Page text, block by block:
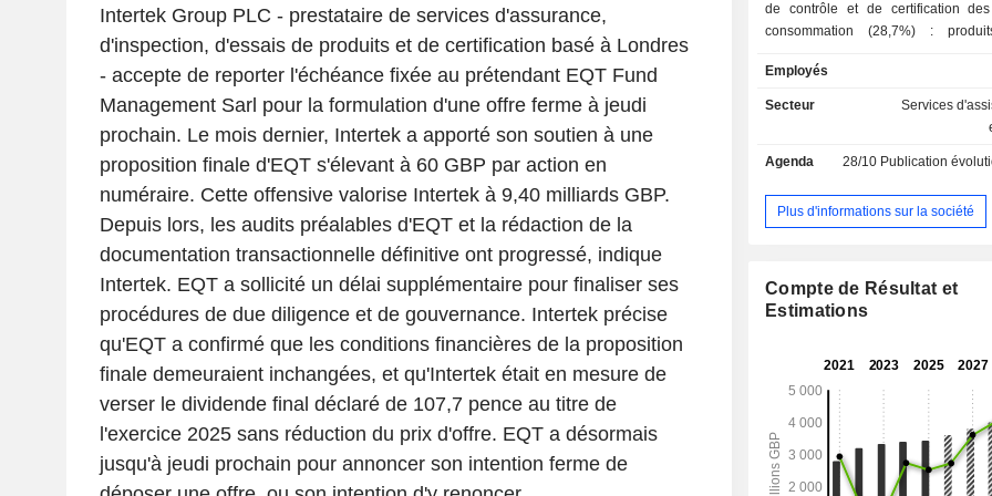
Intertek Group PLC - prestataire de services d'assurance,
d'inspection, d'essais de produits et de certification basé à Londres
- accepte de reporter l'échéance fixée au prétendant EQT Fund
Management Sarl pour la formulation d'une offre ferme à jeudi
prochain. Le mois dernier, Intertek a apporté son soutien à une
proposition finale d'EQT s'élevant à 60 GBP par action en
numéraire. Cette offensive valorise Intertek à 9,40 milliards GBP.
Depuis lors, les audits préalables d'EQT et la rédaction de la
documentation transactionnelle définitive ont progressé, indique
Intertek. EQT a sollicité un délai supplémentaire pour finaliser ses
procédures de due diligence et de gouvernance. Intertek précise
qu'EQT a confirmé que les conditions financières de la proposition
finale demeuraient inchangées, et qu'Intertek était en mesure de
verser le dividende final déclaré de 107,7 pence au titre de
l'exercice 2025 sans réduction du prix d'offre. EQT a désormais
jusqu'à jeudi prochain pour annoncer son intention ferme de
de contrôle et de certification
consommation (28,7%) :
appareils électroménagers,
électroniques grand public,
technologies de l'information
automobile, de l'aérospatiale, de
des soins de santé. En outre,
développe une activité de
pour les secteurs de
infrastructures (25%) : dédiées à
et de la construction, des
renouvelables, du pétrole et du
pétrochimie, de minéraux, etc. ; - prestations de
services d'inspection des
d'évaluation analytique,
services techniques aux industries
Employés
Secteur
Services
Agenda 28/10 Publication évolution de
Plus d'informations sur la société
Compte de Résultat et
Estimations